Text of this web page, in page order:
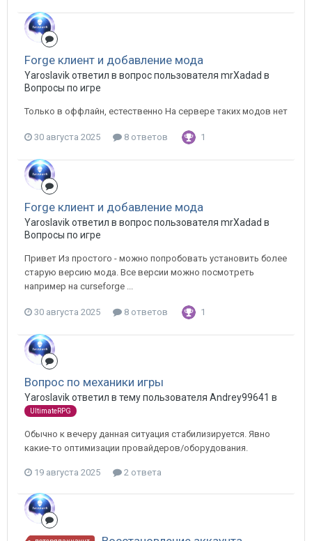
Forge клиент и добавление мода
Yaroslavik ответил в вопрос пользователя mrXadad в
Вопросы по игре
Только в оффлайн, естественно На сервере таких модов нет
30 августа 2025 8 ответов 1
Forge клиент и добавление мода
Yaroslavik ответил в вопрос пользователя mrXadad в
Вопросы по игре
Привет Из простого - можно попробовать установить более
старую версию мода. Все версии можно посмотреть
например на curseforge ...
30 августа 2025 8 ответов 1
Вопрос по механики игры
Yaroslavik ответил в тему пользователя Andrey99641 в
UltimateRPG
Обычно к вечеру данная ситуация стабилизируется. Явно
какие-то оптимизации провайдеров/оборудования.
19 августа 2025 2 ответа